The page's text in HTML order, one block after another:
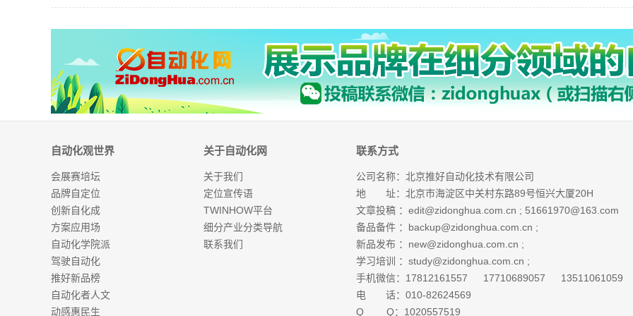
自动化观世界
会展赛培坛
品牌自定位
创新自化成
方案应用场
自动化学院派
驾驶自动化
推好新品榜
自动化者人文
动感惠民生
关于自动化网
关于我们
定位宣传语
TWINHOW平台
细分产业分类导航
联系我们
联系方式
公司名称：北京推好自动化技术有限公司
地 址：北京市海淀区中关村东路89号恒兴大厦20H
文章投稿 ： edit@zidonghua.com.cn ; 51661970@163.com
备品备件 ： backup@zidonghua.com.cn ;
新品发布 ： new@zidonghua.com.cn ;
学习培训 ： study@zidonghua.com.cn ;
手机微信：17812161557 17710689057 13511061059
电 话：010-82624569
Q Q：1020557519